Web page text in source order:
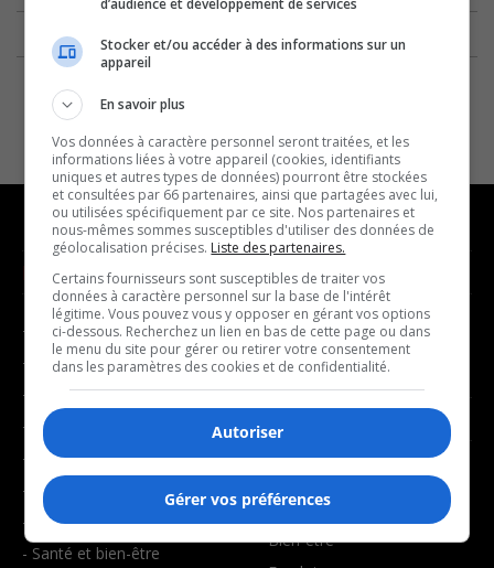
NOUVELLES
- Affaires municipales
- Communauté / Social
- Culture
- Économie
- Éducation
- Environnement
- Faits divers
- Santé et bien-être
MUSIQUE
- Décompte franco
- Joué récemment
BALADOS
- Affaires
- Art de vivre
- Bien-être
d’audience et développement de services
Stocker et/ou accéder à des informations sur un
appareil
En savoir plus
Vos données à caractère personnel seront traitées, et les
informations liées à votre appareil (cookies, identifiants
uniques et autres types de données) pourront être stockées
et consultées par 66 partenaires, ainsi que partagées avec lui,
ou utilisées spécifiquement par ce site. Nos partenaires et
nous-mêmes sommes susceptibles d'utiliser des données de
géolocalisation précises. Liste des partenaires.
Certains fournisseurs sont susceptibles de traiter vos
données à caractère personnel sur la base de l'intérêt
légitime. Vous pouvez vous y opposer en gérant vos options
ci-dessous. Recherchez un lien en bas de cette page ou dans
le menu du site pour gérer ou retirer votre consentement
dans les paramètres des cookies et de confidentialité.
Autoriser
Gérer vos préférences